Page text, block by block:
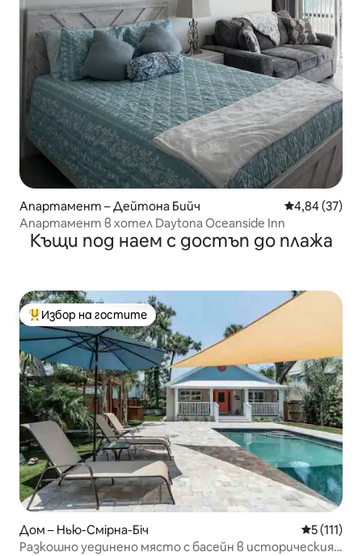
Апартамент – Дейтона Бийч Средна
4,84 (37)
Апартамент в хотел Daytona Oceanside Inn
Къщи под наем с достъп до плажа
Най-популярен избор на гостите
Избор на гостите
Дом – Нью-Смірна-Біч Средна
5 (111)
Разкошно уединено място с басейн в историческия